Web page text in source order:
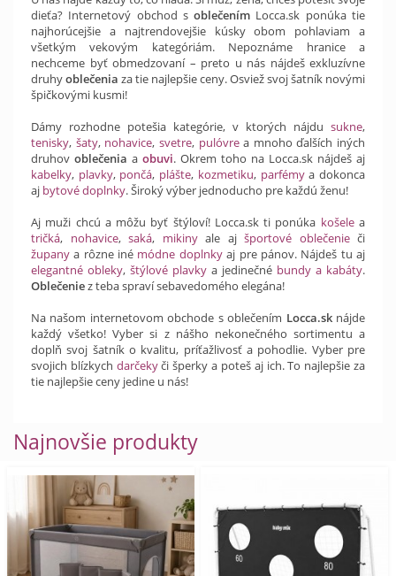
dieťa? Internetový obchod soblečením Locca.sk ponúka tie
najhorúcejšie a najtrendovejšie kúsky obom pohlaviam a
všetkým vekovým kategóriám. Nepoznáme hranice a
nechceme byť obmedzovaní – preto u nás nájdeš exkluzívne
druhyoblečenia za tie najlepšie ceny. Osviež svoj šatník novými
špičkovými kusmi!
Dámy rozhodne potešia kategórie, v ktorých nájdu sukne,
tenisky, šaty, nohavice, svetre, pulóvrea mnoho ďalších iných
druhov oblečenia a obuvi. Okrem toho na Locca.sk nájdeš aj
kabelky, plavky, pončá, plášte, kozmetiku, parfémya dokonca
aj bytové doplnky. Široký výber jednoducho pre každú ženu!
Aj muži chcú a môžu byť štýloví! Locca.sk ti ponúka košelea
tričká, nohavice, saká, mikinyale aj športové oblečenieči
župany a rôzne iné módne doplnkyaj pre pánov. Nájdeš tu aj
elegantné obleky, štýlové plavky a jedinečné bundy a kabáty.
Oblečeniez teba spraví sebavedomého elegána!
Na našom internetovom obchode s oblečením Locca.sknájde
každý všetko! Vyber si z nášho nekonečného sortimentu a
doplň svoj šatník o kvalitu, príťažlivosť a pohodlie. Vyber pre
svojich blízkych darčekyči šperky a poteš aj ich. To najlepšie za
tie najlepšie ceny jedine u nás!
Najnovšie produkty